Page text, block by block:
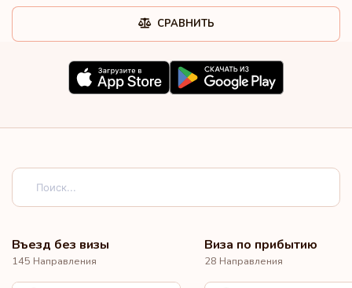
СРАВНИТЬ
Въезд без визы
145 Направления
Виза по прибытию
28 Направления